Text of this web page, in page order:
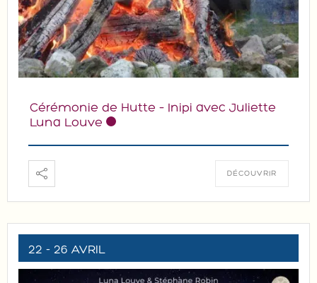
Cérémonie de Hutte – Inipi avec Juliette
Luna Louve
DÉCOUVRIR
22 - 26 AVRIL